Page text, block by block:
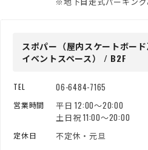
スポパー（屋内スケートボード
イベントスペース） / B2F
TEL 06-6484-7165
営業時間
平日 12:00～20:00
土日祝 11:00～20:00
定休日 不定休・元旦